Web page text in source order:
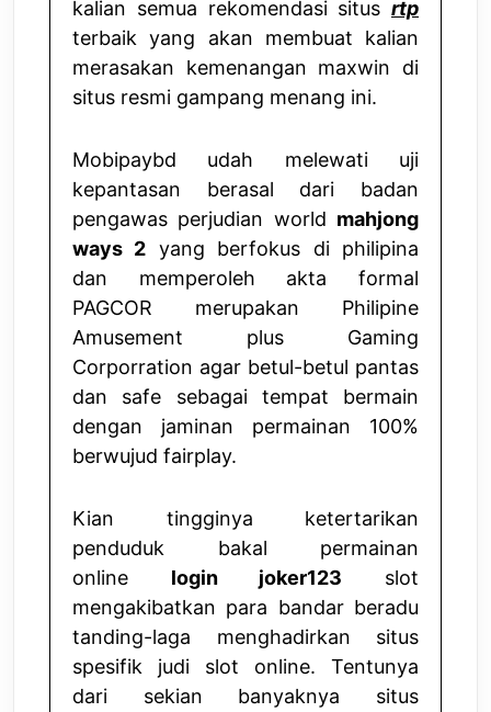
kalian semua rekomendasi situs rtp
terbaik yang akan membuat kalian
merasakan kemenangan maxwin di
situs resmi gampang menang ini.
Mobipaybd udah melewati uji
kepantasan berasal dari badan
pengawas perjudian world mahjong
ways 2 yang berfokus di philipina
dan memperoleh akta formal
PAGCOR merupakan Philipine
Amusement plus Gaming
Corporration agar betul-betul pantas
dan safe sebagai tempat bermain
dengan jaminan permainan 100%
berwujud fairplay.
Kian tingginya ketertarikan
penduduk bakal permainan
online login joker123 slot
mengakibatkan para bandar beradu
tanding-laga menghadirkan situs
spesifik judi slot online. Tentunya
dari sekian banyaknya situs